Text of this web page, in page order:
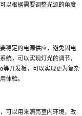
以根据需要调整光源的角度
稳定的电源供应，避免因电
统，可以实现灯光的调节，
等开发板，可以实现更为复杂
体验。
可以用来照亮室内环境，改